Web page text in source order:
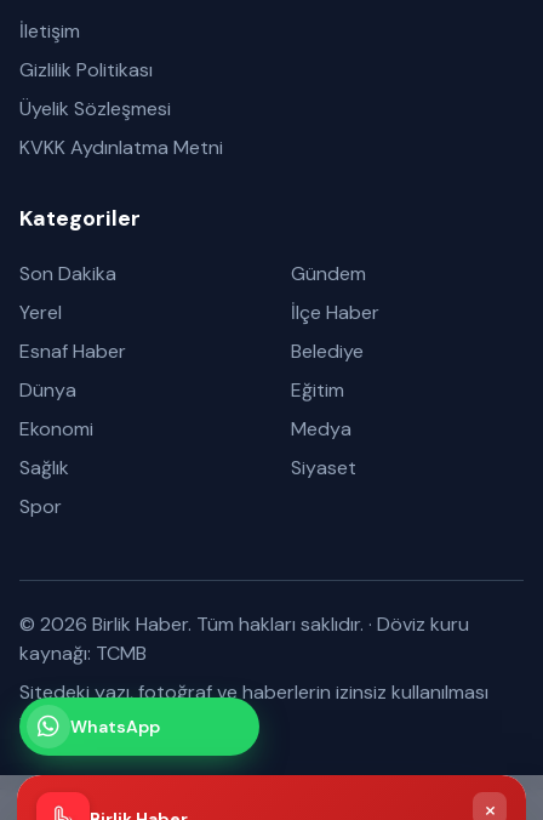
İletişim
Gizlilik Politikası
Üyelik Sözleşmesi
KVKK Aydınlatma Metni
Kategoriler
Son Dakika
Gündem
Yerel
İlçe Haber
Esnaf Haber
Belediye
Dünya
Eğitim
Ekonomi
Medya
Sağlık
Siyaset
Spor
© 2026 Birlik Haber. Tüm hakları saklıdır. · Döviz kuru
kaynağı: TCMB
Sitedeki yazı, fotoğraf ve haberlerin izinsiz kullanılması
yasaktır.WhatsApp
Kanalımız
Abone olabilirsiniz
×